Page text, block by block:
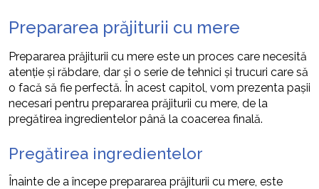
Prepararea prăjiturii cu mere
Prepararea prăjiturii cu mere este un proces care necesită
atenție și răbdare, dar și o serie de tehnici și trucuri care să
o facă să fie perfectă. În acest capitol, vom prezenta pașii
necesari pentru prepararea prăjiturii cu mere, de la
pregătirea ingredientelor până la coacerea finală.
Pregătirea ingredientelor
Înainte de a începe prepararea prăjiturii cu mere, este